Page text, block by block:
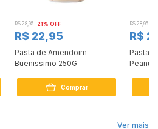
R$ 28,95 21% OFF
R$ 22,95
Pasta de Amendoim
Buenissimo 250G
Comprar
R$ 28,95
R$
Pasta
Peanut
Ver mais